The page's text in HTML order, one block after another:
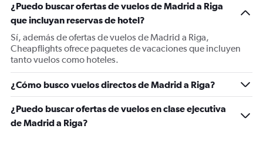
Y
axis
displaying
values.
Range:
0
600.
¿Puedo buscar ofertas de vuelos de Madrid a Riga
que incluyan reservas de hotel?
Sí, además de ofertas de vuelos de Madrid a Riga,
Cheapflights ofrece paquetes de vacaciones que incluyen
tanto vuelos como hoteles.
¿Cómo busco vuelos directos de Madrid a Riga?
¿Puedo buscar ofertas de vuelos en clase ejecutiva
de Madrid a Riga?